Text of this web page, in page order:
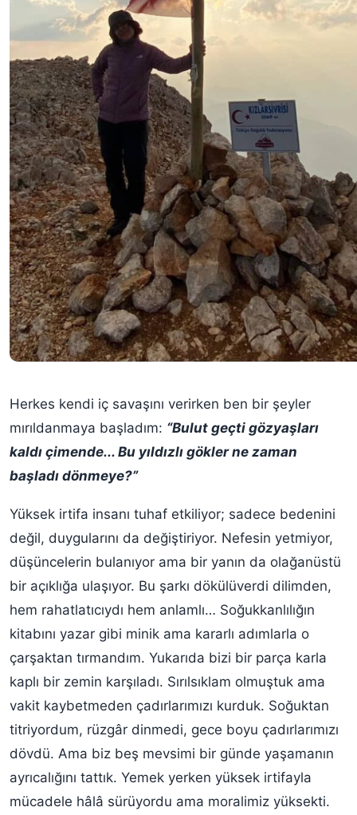
Herkes kendi iç savaşını verirken ben bir şeyler
mırıldanmaya başladım: “Bulut geçti gözyaşları
kaldı çimende... Bu yıldızlı gökler ne zaman
başladı dönmeye?”
Yüksek irtifa insanı tuhaf etkiliyor; sadece bedenini
değil, duygularını da değiştiriyor. Nefesin yetmiyor,
düşüncelerin bulanıyor ama bir yanın da olağanüstü
bir açıklığa ulaşıyor. Bu şarkı dökülüverdi dilimden,
hem rahatlatıcıydı hem anlamlı… Soğukkanlılığın
kitabını yazar gibi minik ama kararlı adımlarla o
çarşaktan tırmandım. Yukarıda bizi bir parça karla
kaplı bir zemin karşıladı. Sırılsıklam olmuştuk ama
vakit kaybetmeden çadırlarımızı kurduk. Soğuktan
titriyordum, rüzgâr dinmedi, gece boyu çadırlarımızı
dövdü. Ama biz beş mevsimi bir günde yaşamanın
ayrıcalığını tattık. Yemek yerken yüksek irtifayla
mücadele hâlâ sürüyordu ama moralimiz yüksekti.